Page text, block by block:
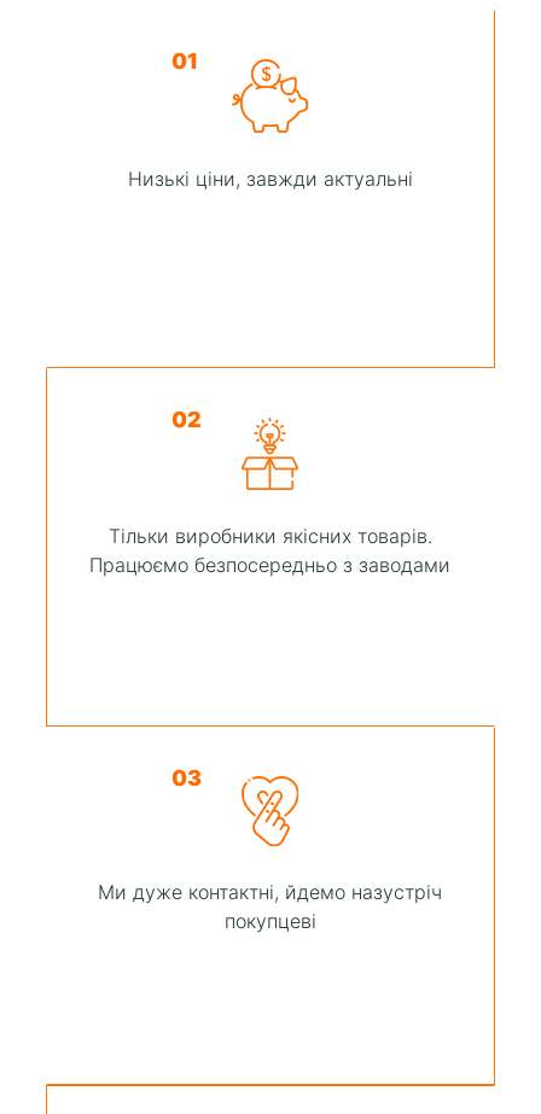
01
Низькі ціни, завжди актуальні
02
Тільки виробники якісних товарів.
Працюємо безпосередньо з заводами
03
Ми дуже контактні, йдемо назустріч
покупцеві